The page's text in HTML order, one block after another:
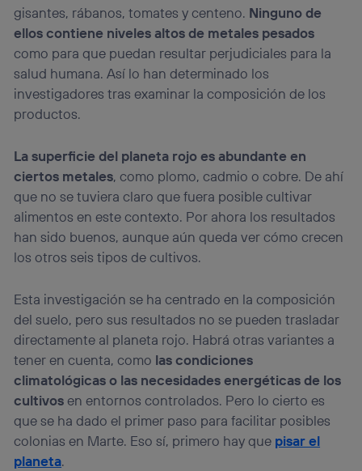
gisantes, rábanos, tomates y centeno. Ninguno de
ellos contiene niveles altos de metales pesados
como para que puedan resultar perjudiciales para la
salud humana. Así lo han determinado los
investigadores tras examinar la composición de los
productos.
La superficie del planeta rojo es abundante en
ciertos metales, como plomo, cadmio o cobre. De ahí
que no se tuviera claro que fuera posible cultivar
alimentos en este contexto. Por ahora los resultados
han sido buenos, aunque aún queda ver cómo crecen
los otros seis tipos de cultivos.
Esta investigación se ha centrado en la composición
del suelo, pero sus resultados no se pueden trasladar
directamente al planeta rojo. Habrá otras variantes a
tener en cuenta, como las condiciones
climatológicas o las necesidades energéticas de los
cultivosen entornos controlados. Pero lo cierto es
que se ha dado el primer paso para facilitar posibles
colonias en Marte. Eso sí, primero hay que pisar el
planeta.